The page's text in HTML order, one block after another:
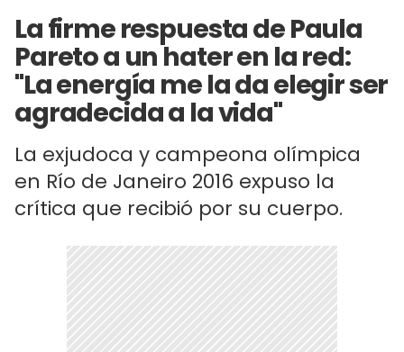
La firme respuesta de Paula
Pareto a un hater en la red:
"La energía me la da elegir ser
agradecida a la vida"
La exjudoca y campeona olímpica
en Río de Janeiro 2016 expuso la
crítica que recibió por su cuerpo.